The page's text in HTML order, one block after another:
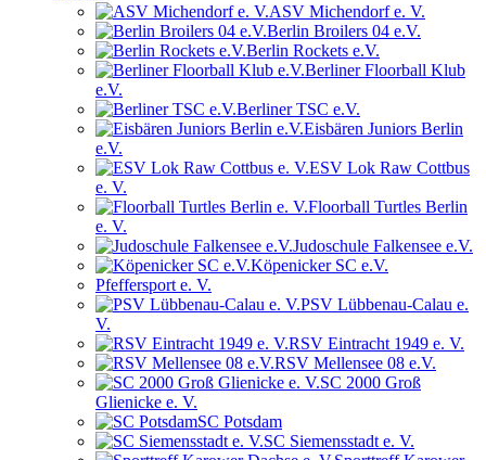
ASV Michendorf e. V.
Berlin Broilers 04 e.V.
Berlin Rockets e.V.
Berliner Floorball Klub
e.V.
Berliner TSC e.V.
Eisbären Juniors Berlin
e.V.
ESV Lok Raw Cottbus
e. V.
Floorball Turtles Berlin
e. V.
Judoschule Falkensee e.V.
Köpenicker SC e.V.
Pfeffersport e. V.
PSV Lübbenau-Calau e.
V.
RSV Eintracht 1949 e. V.
RSV Mellensee 08 e.V.
SC 2000 Groß
Glienicke e. V.
SC Potsdam
SC Siemensstadt e. V.